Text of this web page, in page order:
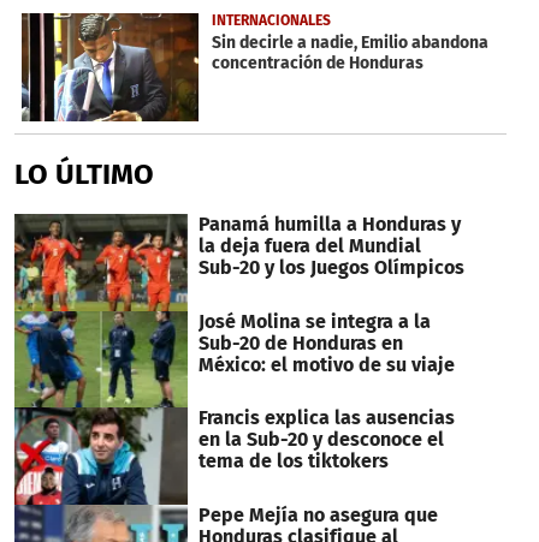
6
minutes,
seconds
INTERNACIONALES
Sin decirle a nadie, Emilio abandona
concentración de Honduras
LO ÚLTIMO
Panamá humilla a Honduras y
la deja fuera del Mundial
Sub-20 y los Juegos Olímpicos
José Molina se integra a la
Sub-20 de Honduras en
México: el motivo de su viaje
Francis explica las ausencias
en la Sub-20 y desconoce el
tema de los tiktokers
Pepe Mejía no asegura que
Honduras clasifique al